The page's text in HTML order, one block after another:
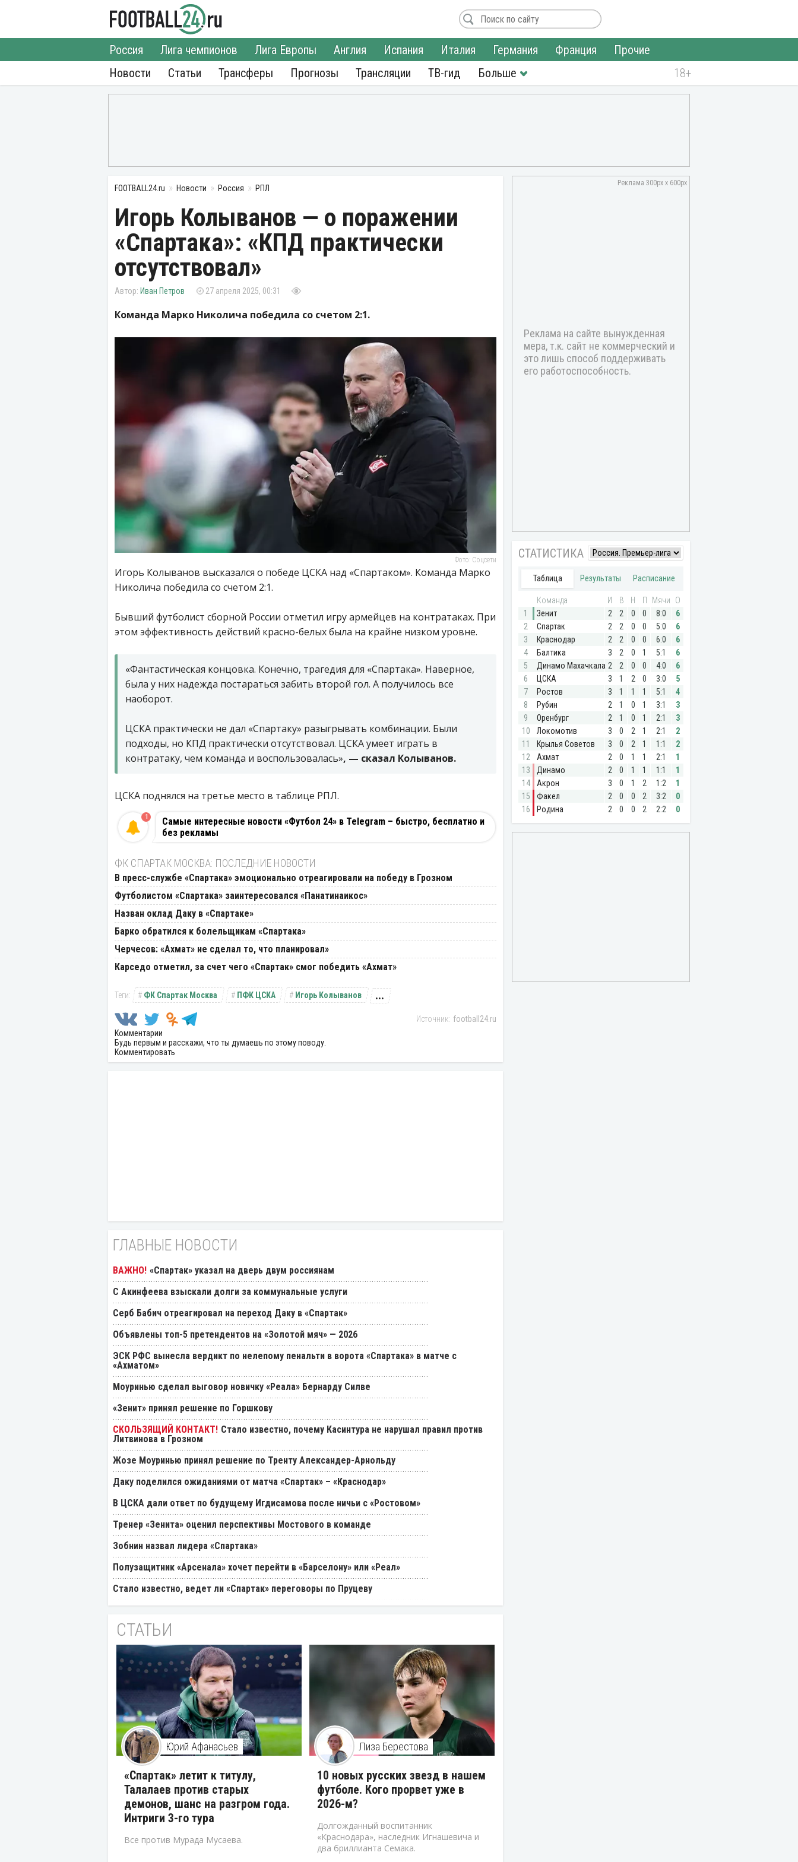
Новости
Россия Лига чемпионов Лига Европы Англия Испания Италия Германия Франция
Прочие
Статьи
Трансферы Прогнозы Трансляции ТВ-гид
FOOTBALL24.ru Новости Россия РПЛ
Игорь Колыванов — о поражении
«Спартака»: «КПД практически
отсутствовал»
Иван Петров 27 апреля 2025, 00:31
Команда Марко Николича победила со счетом 2:1.
Фото: Соцсети
Игорь Колыванов высказался о победе ЦСКА над «Спартаком». Команда Марко
Николича победила со счетом 2:1.
Бывший футболист сборной России отметил игру армейцев на контратаках. При
этом эффективность действий красно-белых была на крайне низком уровне.
«Фантастическая концовка. Конечно, трагедия для «Спартака». Наверное,
была у них надежда постараться забить второй гол. А получилось все
наоборот.
ЦСКА практически не дал «Спартаку» разыгрывать комбинации. Были
подходы, но КПД практически отсутствовал. ЦСКА умеет играть в
контратаку, чем команда и воспользовалась», — сказал Колыванов.
ЦСКА поднялся на третье место в таблице РПЛ.
Самые интересные новости «Футбол 24» в Telegram – быстро, бесплатно и
без рекламы
1
ФК СПАРТАК МОСКВА: ПОСЛЕДНИЕ НОВОСТИ
В пресс-службе «Спартака» эмоционально отреагировали на победу в Грозном
Футболистом «Спартака» заинтересовался «Панатинаикос»
Назван оклад Даку в «Спартаке»
Барко обратился к болельщикам «Спартака»
Черчесов: «Ахмат» не сделал то, что планировал»
Карседо отметил, за счет чего «Спартак» смог победить «Ахмат»
ФК Спартак Москва ПФК ЦСКА Игорь Колыванов ...
football24.ru
Комментарии
Будь первым и расскажи, что ты думаешь по этому поводу.
Комментировать
ГЛАВНЫЕ НОВОСТИ
«Спартак» указал на дверь двум россиянам
С Акинфеева взыскали долги за коммунальные услуги
Серб Бабич отреагировал на переход Даку в «Спартак»
Объявлены топ-5 претендентов на «Золотой мяч» — 2026
ЭСК РФС вынесла вердикт по нелепому пенальти в ворота «Спартака» в матче с
«Ахматом»
Моуринью сделал выговор новичку «Реала» Бернарду Силве
«Зенит» принял решение по Горшкову
Стало известно, почему Касинтура не нарушал правил против
Литвинова в Грозном
Жозе Моуринью принял решение по Тренту Александер-Арнольду
Даку поделился ожиданиями от матча «Спартак» – «Краснодар»
В ЦСКА дали ответ по будущему Игдисамова после ничьи с «Ростовом»
Тренер «Зенита» оценил перспективы Мостового в команде
Зобнин назвал лидера «Спартака»
Полузащитник «Арсенала» хочет перейти в «Барселону» или «Реал»
Стало известно, ведет ли «Спартак» переговоры по Пруцеву
СТАТЬИ
Юрий Афанасьев
«Спартак» летит к титулу,
Талалаев против старых
демонов, шанс на разгром года.
Интриги 3-го тура
Все против Мурада Мусаева.
Лиза Берестова
10 новых русских звезд в нашем
футболе. Кого прорвет уже в
2026-м?
Долгожданный воспитанник
«Краснодара», наследник Игнашевича и
два бриллианта Семака.